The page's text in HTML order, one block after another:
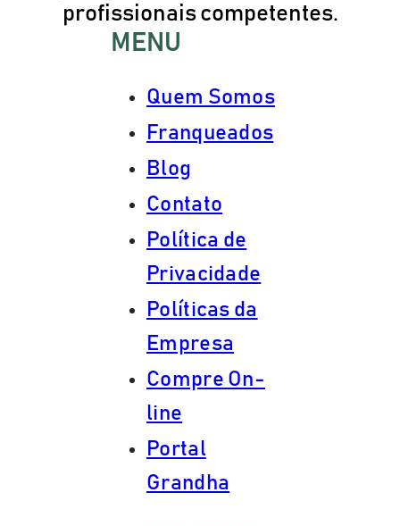
profissionais competentes.
MENU
Quem Somos
Franqueados
Blog
Contato
Política de
Privacidade
Políticas da
Empresa
Compre On-
line
Portal
Grandha